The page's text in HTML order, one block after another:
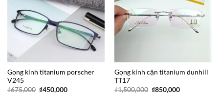
Gọng kính titanium porscher
V245
₫675,000 Giá
₫450,000Giá
Gọng kính cận titanium dunhill
TT17
₫1,500,000 Giá
₫850,000Giá